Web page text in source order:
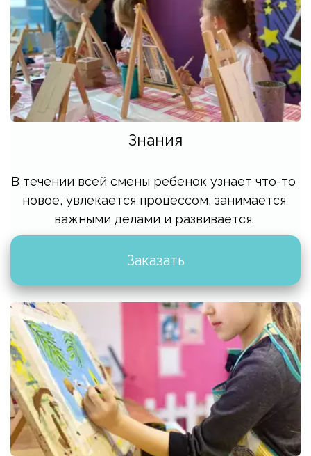
Знания
В течении всей смены ребенок узнает что-то
новое, увлекается процессом, занимается
важными делами и развивается.
Заказать